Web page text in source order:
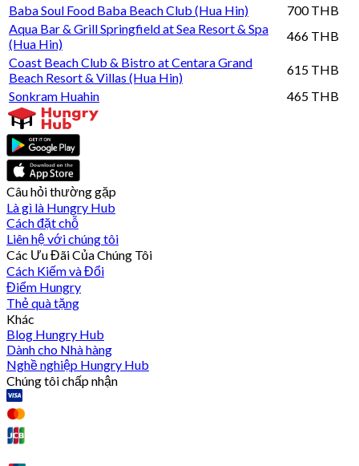
Baba Soul Food Baba Beach Club (Hua Hin)
700 THB
Aqua Bar & Grill Springfield at Sea Resort & Spa
(Hua Hin)
466 THB
Coast Beach Club & Bistro at Centara Grand
Beach Resort & Villas (Hua Hin)
615 THB
Sonkram Huahin
465 THB
Câu hỏi thường gặp
Là gì là Hungry Hub
Cách đặt chỗ
Liên hệ với chúng tôi
Các Ưu Đãi Của Chúng Tôi
Cách Kiếm và Đổi
Điểm Hungry
Thẻ quà tặng
Khác
Blog Hungry Hub
Dành cho Nhà hàng
Nghề nghiệp Hungry Hub
Chúng tôi chấp nhận